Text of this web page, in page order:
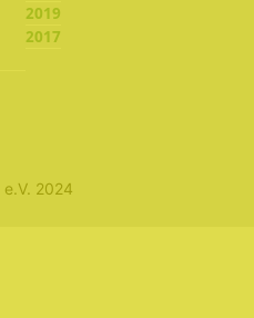
2019
2017
2024